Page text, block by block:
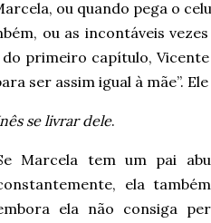
ou quando pega o
ou as incontáveis
primeiro capítulo,
ser assim igual à mãe”.
se livrar dele.
Marcela tem um pai
ela
ela não consiga